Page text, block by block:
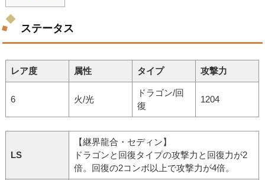
ステータス
レア度 属性 タイプ 攻撃力
6 火/光
ドラゴン/回
復
1204
LS
【継界龍合・セディン】
ドラゴンと回復タイプの攻撃力と回復力が2
倍。回復の2コンボ以上で攻撃力が4倍。